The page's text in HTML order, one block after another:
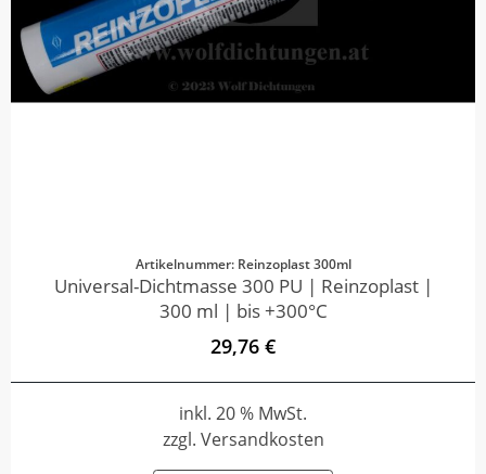
Artikelnummer: Reinzoplast 300ml
Universal-Dichtmasse 300 PU | Reinzoplast |
300 ml | bis +300°C
29,76 €
inkl. 20 % MwSt.
zzgl. Versandkosten